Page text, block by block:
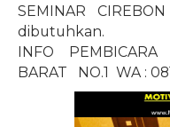
SEMINAR
dibutuhkan.
INFO PEMBICARA
BARAT NO.1 WA :